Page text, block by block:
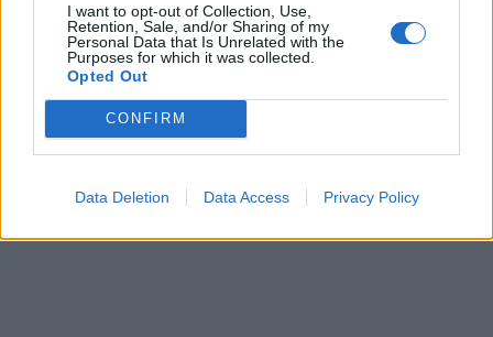
I want to opt-out of Collection, Use,
Retention, Sale, and/or Sharing of my
Personal Data that Is Unrelated with the
Purposes for which it was collected.
Opted Out
CONFIRM
Data Deletion Data Access Privacy Policy